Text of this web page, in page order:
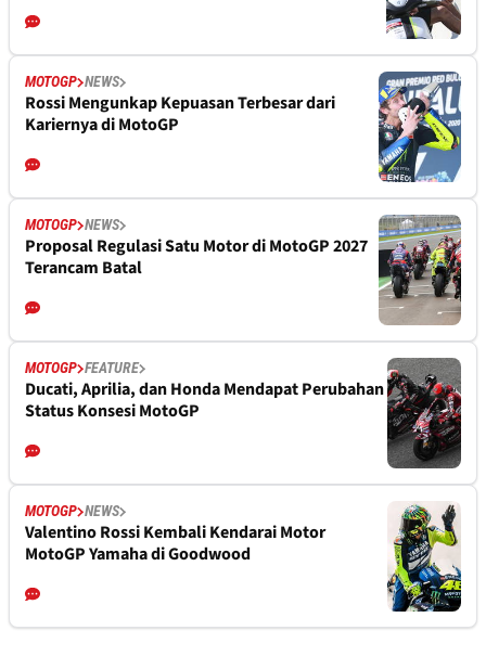
MOTOGP NEWS
Rossi Mengunkap Kepuasan Terbesar dari
Kariernya di MotoGP
MOTOGP NEWS
Proposal Regulasi Satu Motor di MotoGP 2027
Terancam Batal
MOTOGP FEATURE
Ducati, Aprilia, dan Honda Mendapat Perubahan
Status Konsesi MotoGP
MOTOGP NEWS
Valentino Rossi Kembali Kendarai Motor
MotoGP Yamaha di Goodwood